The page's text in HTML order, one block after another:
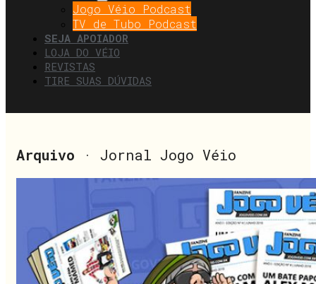
Jogo Véio Podcast
TV de Tubo Podcast
SEJA APOIADOR
LOJA DO VÉIO
REVISTAS
TIRE SUAS DÚVIDAS
Arquivo · Jornal Jogo Véio